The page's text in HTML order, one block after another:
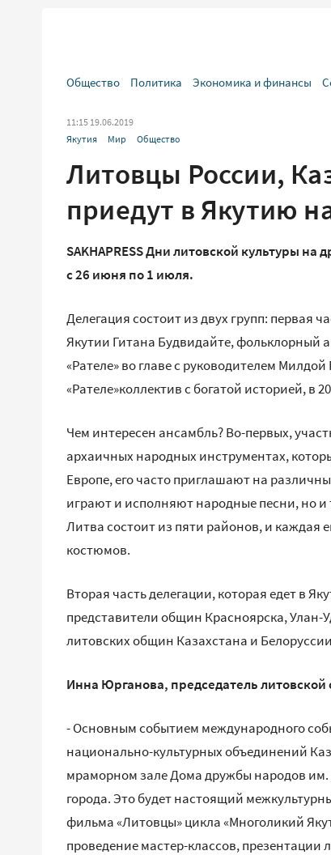
Общество Политика Экономика и финансы
11:15 19.06.2019
Якутия
Мир Общество
Литовцы России,
приедут в Якутию
SAKHAPRESS Дни литовской культуры
с 26 июня по 1 июля.
Делегация состоит из двух групп: первая
Якутии Гитана Будвидайте, фольклорный
«Рателе» во главе с руководителем
«Рателе»коллектив с богатой историей, в
Чем интересен ансамбль? Во-первых,
архаичных народных инструментах,
Европе, его часто приглашают на
играют и исполняют народные песни, но
Литва состоит из пяти районов, и каждая
костюмов.
Вторая часть делегации, которая едет в
представители общин Красноярска, Улан-
литовских общин Казахстана и
Инна Юрганова, председатель литовской
- Основным событием международного
национально-культурных объединений
мраморном зале Дома дружбы народов им.
города. Это будет настоящий
фильма «Литовцы» цикла «Многоликий
проведение мастер-классов,